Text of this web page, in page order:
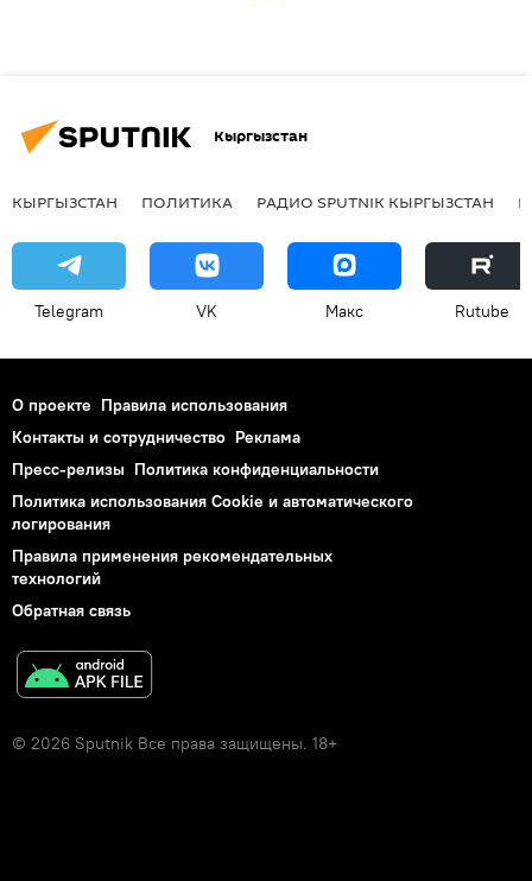
Кыргызстан
КЫРГЫЗСТАН ПОЛИТИКА РАДИО SPUTNIK КЫРГЫЗСТАН
Telegram VK Макс Rutube
О проекте Правила использования
Контакты и сотрудничество Реклама
Пресс-релизы Политика конфиденциальности
Политика использования Cookie и автоматического
логирования
Правила применения рекомендательных
технологий
Обратная связь
© 2026 Sputnik Все права защищены. 18+